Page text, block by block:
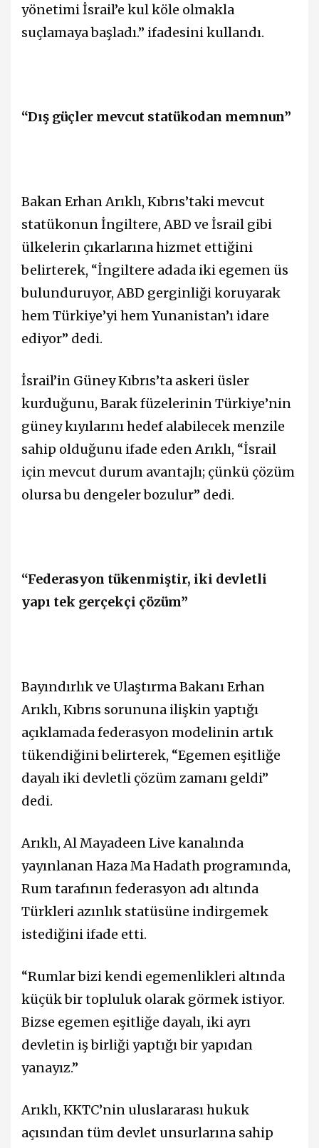
yönetimi İsrail’e kul köle olmakla
suçlamaya başladı.” ifadesini kullandı.
“Dış güçler mevcut statükodan memnun”
Bakan Erhan Arıklı, Kıbrıs’taki mevcut
statükonun İngiltere, ABD ve İsrail gibi
ülkelerin çıkarlarına hizmet ettiğini
belirterek, “İngiltere adada iki egemen üs
bulunduruyor, ABD gerginliği koruyarak
hem Türkiye’yi hem Yunanistan’ı idare
ediyor” dedi.
İsrail’in Güney Kıbrıs’ta askeri üsler
kurduğunu, Barak füzelerinin Türkiye’nin
güney kıyılarını hedef alabilecek menzile
sahip olduğunu ifade eden Arıklı, “İsrail
için mevcut durum avantajlı; çünkü çözüm
olursa bu dengeler bozulur” dedi.
“Federasyon tükenmiştir, iki devletli
yapı tek gerçekçi çözüm”
Bayındırlık ve Ulaştırma Bakanı Erhan
Arıklı, Kıbrıs sorununa ilişkin yaptığı
açıklamada federasyon modelinin artık
tükendiğini belirterek, “Egemen eşitliğe
dayalı iki devletli çözüm zamanı geldi”
dedi.
Arıklı, Al Mayadeen Live kanalında
yayınlanan Haza Ma Hadath programında,
Rum tarafının federasyon adı altında
Türkleri azınlık statüsüne indirgemek
istediğini ifade etti.
“Rumlar bizi kendi egemenlikleri altında
küçük bir topluluk olarak görmek istiyor.
Bizse egemen eşitliğe dayalı, iki ayrı
devletin iş birliği yaptığı bir yapıdan
yanayız.”
Arıklı, KKTC’nin uluslararası hukuk
açısından tüm devlet unsurlarına sahip